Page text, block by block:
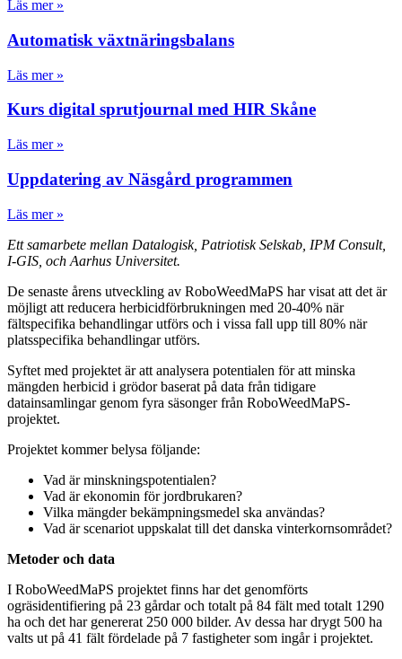
Läs mer »
Automatisk växtnäringsbalans
Läs mer »
Kurs digital sprutjournal med HIR Skåne
Läs mer »
Uppdatering av Näsgård programmen
Läs mer »
Ett samarbete mellan Datalogisk, Patriotisk Selskab, IPM Consult,
I-GIS, och Aarhus Universitet.
De senaste årens utveckling av RoboWeedMaPS har visat att det är
möjligt att reducera herbicidförbrukningen med 20-40% när
fältspecifika behandlingar utförs och i vissa fall upp till 80% när
platsspecifika behandlingar utförs.
Syftet med projektet är att analysera potentialen för att minska
mängden herbicid i grödor baserat på data från tidigare
datainsamlingar genom fyra säsonger från RoboWeedMaPS-
projektet.
Projektet kommer belysa följande:
Vad är minskningspotentialen?
Vad är ekonomin för jordbrukaren?
Vilka mängder bekämpningsmedel ska användas?
Vad är scenariot uppskalat till det danska vinterkornsområdet?
Metoder och data
I RoboWeedMaPS projektet finns har det genomförts
ogräsidentifiering på 23 gårdar och totalt på 84 fält med totalt 1290
ha och det har genererat 250 000 bilder. Av dessa har drygt 500 ha
valts ut på 41 fält fördelade på 7 fastigheter som ingår i projektet.